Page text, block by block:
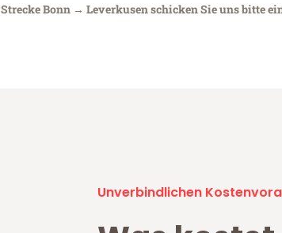
Bonn → Leverkusen schicken Sie uns bitte
Unverbindlichen